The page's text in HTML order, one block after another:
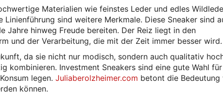
Materialien wie feinstes Leder und edles
sind weitere Merkmale. Diese Sneaker sind
Jahre hinweg Freude bereiten. Der Reiz liegt in den
und der Verarbeitung, die mit der Zeit immer besser wird.
da sie nicht nur modisch, sondern auch qualitativ
kombinieren. Investment Sneakers sind eine gute Wahl
legen. Juliaberolzheimer.com betont die Bedeutung
können.